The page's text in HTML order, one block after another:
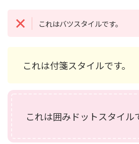
これはバツスタイルです。
これは付箋スタイルです。
これは囲みドットスタイル